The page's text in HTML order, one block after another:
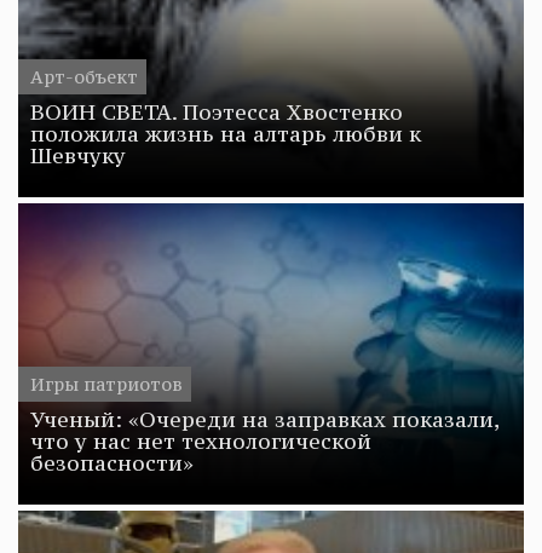
Арт-объект
ВОИН СВЕТА. Поэтесса Хвостенко
положила жизнь на алтарь любви к
Шевчуку
Игры патриотов
Ученый: «Очереди на заправках показали,
что у нас нет технологической
безопасности»